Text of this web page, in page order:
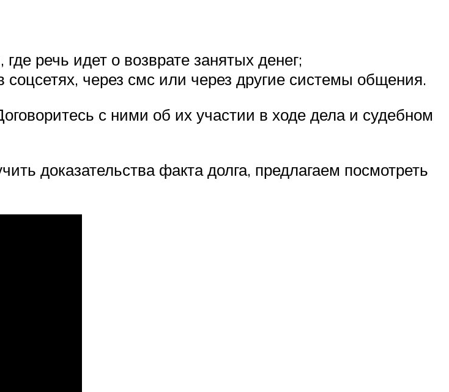
речь идет о возврате занятых денег;
через смс или через другие системы общения.
с ними об их участии в ходе дела и судебном
доказательства факта долга, предлагаем посмотреть